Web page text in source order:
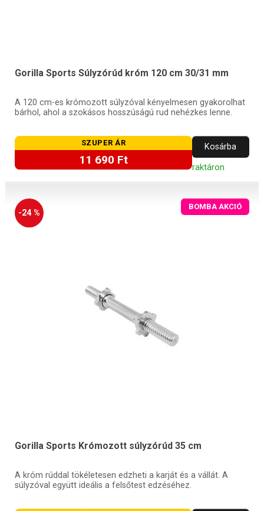
Gorilla Sports Súlyzórúd króm 120 cm 30/31 mm
A 120 cm-es krómozott súlyzóval kényelmesen gyakorolhat
bárhol, ahol a szokásos hosszúságú rud nehézkes lenne.
SZUPER ÁR
11 690 Ft
Kosárba
raktáron
-24 %
BOMBA AKCIÓ
Gorilla Sports Krómozott súlyzórúd 35 cm
A króm rúddal tökéletesen edzheti a karját és a vállát. A
súlyzóval együtt ideális a felsőtest edzéséhez.